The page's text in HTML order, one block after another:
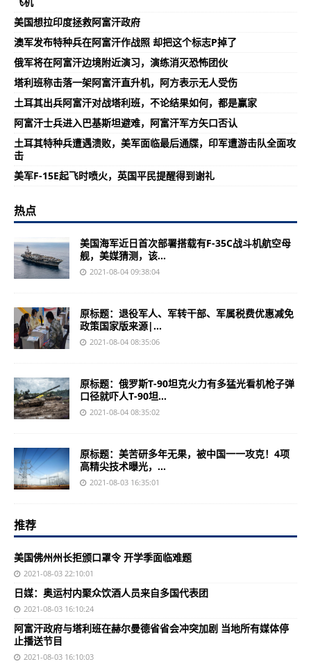
美国想拉印度拯救阿富汗政府
澳军发布特种兵在阿富汗作战照 却把这个标志P掉了
俄军将在阿富汗边境附近演习，演练消灭恐怖团伙
塔利班称击落一架阿富汗直升机，阿方表示无人受伤
土耳其出兵阿富汗对战塔利班，不论结果如何，都是赢家
阿富汗士兵进入巴基斯坦避难，阿富汗军方矢口否认
土耳其特种兵遭遇溃败，美军面临最后通牒，印军遭游击队全面攻
击
美军F-15E起飞时喷火，英国平民提醒得到谢礼
热点
美国海军近日首次部署搭载有F-35C战斗机航空母
舰，美媒猜测，该...
2021-08-04 09:38:04
原标题：退役军人、军转干部、军属税费优惠减免
政策国家版来源|...
2021-08-04 08:35:06
原标题：俄罗斯T-90坦克火力有多猛光看机枪子弹
口径就吓人T-90坦...
2021-08-04 08:35:02
原标题：美苦研多年无果，被中国一一攻克！4项
高精尖技术曝光，...
2021-08-03 16:35:01
推荐
美国佛州州长拒颁口罩令 开学季面临难题
2021-08-03 22:10:01
日媒：奥运村内聚众饮酒人员来自多国代表团
2021-08-03 16:10:24
阿富汗政府与塔利班在赫尔曼德省省会冲突加剧 当地所有媒体停
止播送节目
2021-08-03 16:10:03